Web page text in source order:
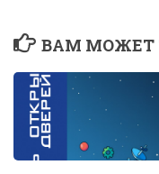
ВАМ МОЖЕТ